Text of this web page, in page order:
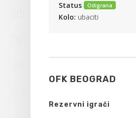
Status
Odigrana
Kolo: ubaciti
OFK BEOGRAD
Rezervni igrači